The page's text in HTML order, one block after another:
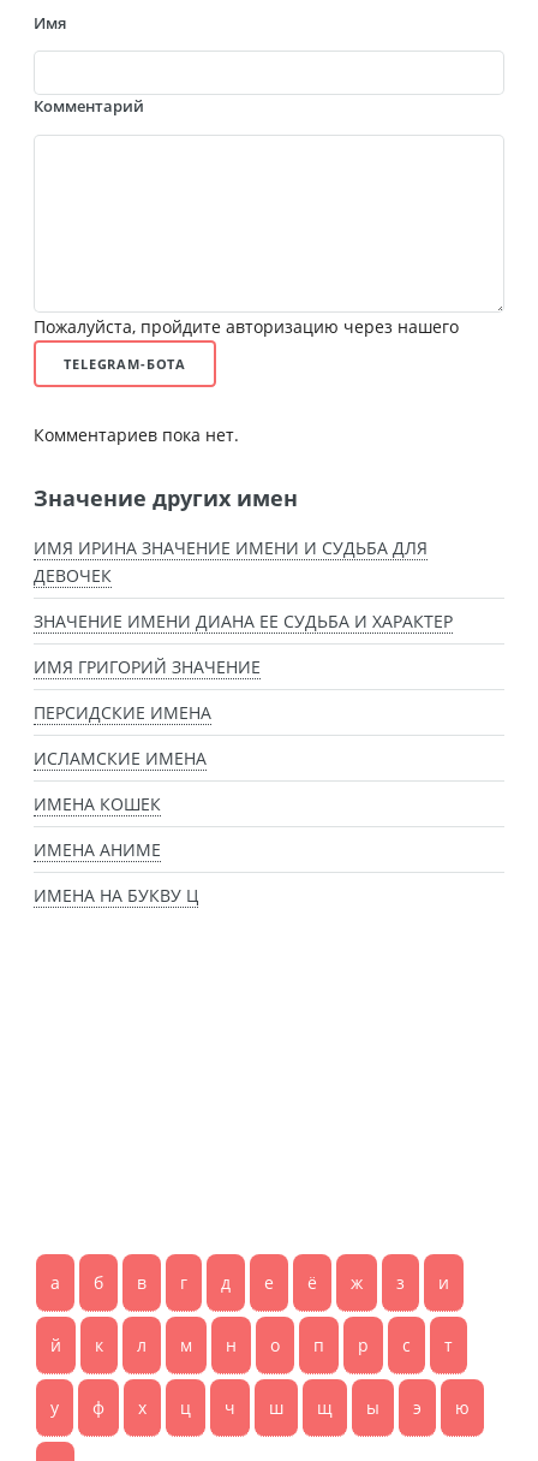
Имя
Комментарий
Пожалуйста, пройдите авторизацию через нашего
TELEGRAM-БОТА
Комментариев пока нет.
Значение других имен
ИМЯ ИРИНА ЗНАЧЕНИЕ ИМЕНИ И СУДЬБА ДЛЯ
ДЕВОЧЕК
ЗНАЧЕНИЕ ИМЕНИ ДИАНА ЕЕ СУДЬБА И ХАРАКТЕР
ИМЯ ГРИГОРИЙ ЗНАЧЕНИЕ
ПЕРСИДСКИЕ ИМЕНА
ИСЛАМСКИЕ ИМЕНА
ИМЕНА КОШЕК
ИМЕНА АНИМЕ
ИМЕНА НА БУКВУ Ц
а б в г д е ё ж з и
й к л м н о п р с т
у ф х ц ч ш щ ы э ю